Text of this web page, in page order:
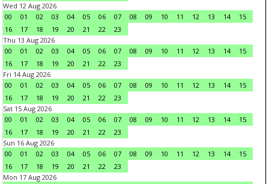
Wed 12 Aug 2026
00
01 02 03 04 05 06 07 08 09 10 11 12 13 14
15
16
17 18 19 20 21 22
23
Thu 13 Aug 2026
00
01 02 03 04 05 06 07 08 09 10 11 12 13 14
15
16
17 18 19 20 21 22
23
Fri 14 Aug 2026
00
01 02 03 04 05 06 07 08 09 10 11 12 13 14
15
16
17 18 19 20 21 22
23
Sat 15 Aug 2026
00
01 02 03 04 05 06 07 08 09 10 11 12 13 14
15
16
17 18 19 20 21 22
23
Sun 16 Aug 2026
00
01 02 03 04 05 06 07 08 09 10 11 12 13 14
15
16
17 18 19 20 21 22
23
Mon 17 Aug 2026